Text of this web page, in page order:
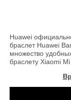
Huawei
браслет Huawei
множество
браслету Xiaomi